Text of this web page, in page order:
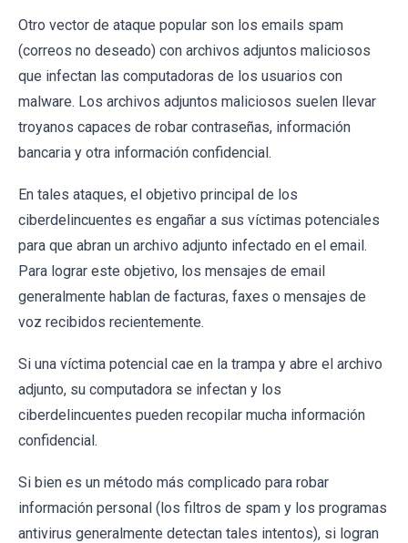
Otro vector de ataque popular son los emails spam
(correos no deseado) con archivos adjuntos maliciosos
que infectan las computadoras de los usuarios con
malware. Los archivos adjuntos maliciosos suelen llevar
troyanos capaces de robar contraseñas, información
bancaria y otra información confidencial.
En tales ataques, el objetivo principal de los
ciberdelincuentes es engañar a sus víctimas potenciales
para que abran un archivo adjunto infectado en el email.
Para lograr este objetivo, los mensajes de email
generalmente hablan de facturas, faxes o mensajes de
voz recibidos recientemente.
Si una víctima potencial cae en la trampa y abre el archivo
adjunto, su computadora se infectan y los
ciberdelincuentes pueden recopilar mucha información
confidencial.
Si bien es un método más complicado para robar
información personal (los filtros de spam y los programas
antivirus generalmente detectan tales intentos), si logran